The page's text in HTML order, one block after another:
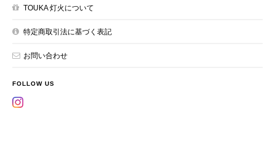
TOUKA 灯火について
特定商取引法に基づく表記
お問い合わせ
FOLLOW US